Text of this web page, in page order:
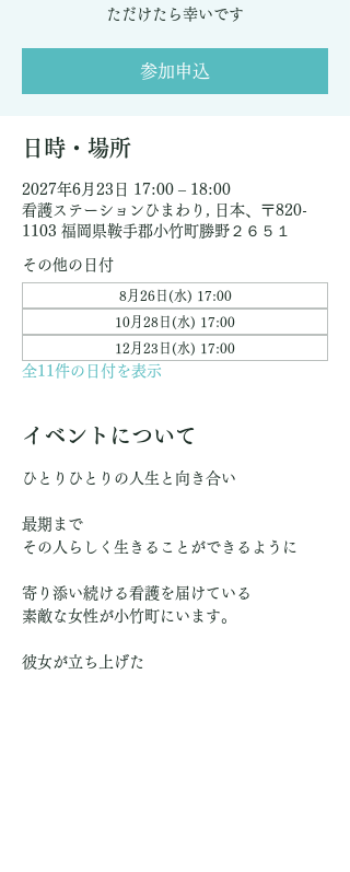
ただけたら幸いです
参加申込
日時・場所
2027年6月23日 17:00 – 18:00
看護ステーションひまわり, 日本、〒820-
1103 福岡県鞍手郡小竹町勝野２６５１
その他の日付
8月26日(水) 17:00
10月28日(水) 17:00
12月23日(水) 17:00
全11件の日付を表示
イベントについて
ひとりひとりの人生と向き合い
最期まで
その人らしく生きることができるように
寄り添い続ける看護を届けている
素敵な女性が小竹町にいます。
彼女が立ち上げた